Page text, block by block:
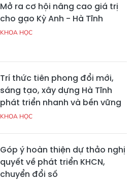
Mở ra cơ hội nâng cao giá trị
cho gạo Kỳ Anh - Hà Tĩnh
KHOA HỌC
Trí thức tiên phong đổi mới,
sáng tạo, xây dựng Hà Tĩnh
phát triển nhanh và bền vững
KHOA HỌC
Góp ý hoàn thiện dự thảo nghị
quyết về phát triển KHCN,
chuyển đổi số